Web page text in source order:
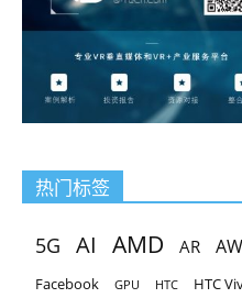
热门标签
5G AI AMD AR
Facebook GPU HTC HTC